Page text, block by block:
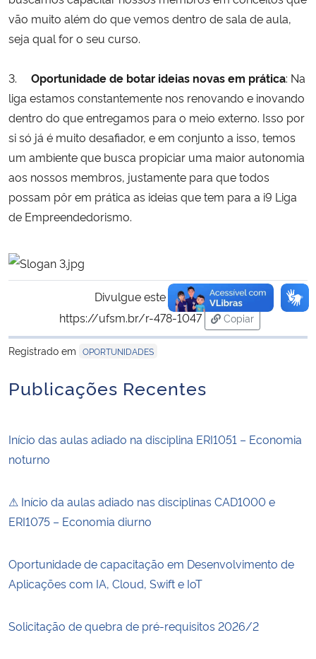
vão muito além do que vemos dentro de sala de aula,
seja qual for o seu curso.
3. Oportunidade de botar ideias novas em prática: Na
liga estamos constantemente nos renovando e inovando
dentro do que entregamos para o meio externo. Isso por
si só já é muito desafiador, e em conjunto a isso, temos
um ambiente que busca propiciar uma maior autonomia
aos nossos membros, justamente para que todos
possam pôr em prática as ideias que tem para a i9 Liga
de Empreendedorismo.
Divulgue este conteúdo:
https://ufsm.br/r-478-1047
Copiar
para área de
Registrado em OPORTUNIDADES
Publicações Recentes
Início das aulas adiado na disciplina ERI1051 – Economia
noturno
⚠ Início da aulas adiado nas disciplinas CAD1000 e
ERI1075 – Economia diurno
Oportunidade de capacitação em Desenvolvimento de
Aplicações com IA, Cloud, Swift e IoT
Solicitação de quebra de pré-requisitos 2026/2